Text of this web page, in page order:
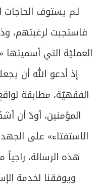
لـم يستوف الحاجات
فاستجبت لرغبتهم،
العمليّة التي
إذ أدعو الله أن
الفقهيّة، مطابقة
المؤمنين، أودّ أن
الاستفتاء» على
هذه الرسالة،
ويوفقنا لخدمة
الحادي عشر ـ زوال عين
الثاني عشر ـ استبراء
خاتمة ـ في أحكام التخلي
الفصل الثاني: في الوضوء
المبحث الأول ـ في
المبحث الثاني ـ غاية الوضوء وهدفه
تتمة فيما يحرم على